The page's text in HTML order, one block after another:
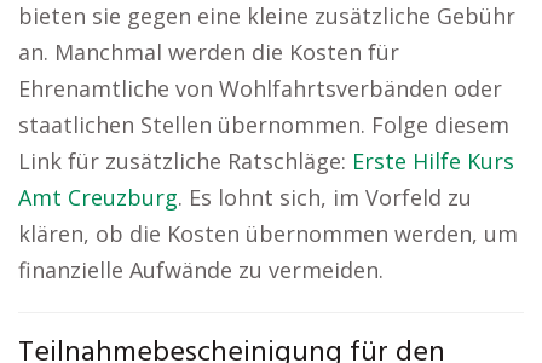
bieten sie gegen eine kleine zusätzliche Gebühr
an. Manchmal werden die Kosten für
Ehrenamtliche von Wohlfahrtsverbänden oder
staatlichen Stellen übernommen. Folge diesem
Link für zusätzliche Ratschläge: Erste Hilfe Kurs
Amt Creuzburg. Es lohnt sich, im Vorfeld zu
klären, ob die Kosten übernommen werden, um
finanzielle Aufwände zu vermeiden.
Teilnahmebescheinigung für den